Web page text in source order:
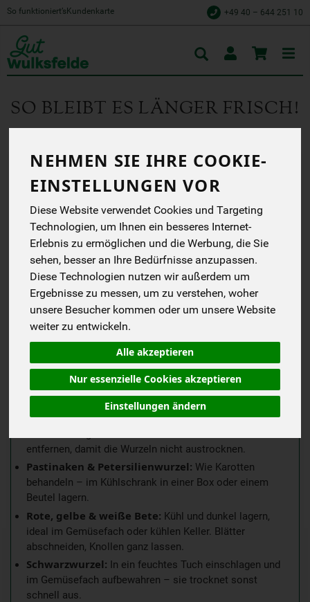
NEHMEN SIE IHRE COOKIE-
EINSTELLUNGEN VOR
Diese Website verwendet Cookies und Targeting
Technologien, um Ihnen ein besseres Internet-
Erlebnis zu ermöglichen und die Werbung, die Sie
sehen, besser an Ihre Bedürfnisse anzupassen.
Diese Technologien nutzen wir außerdem um
Ergebnisse zu messen, um zu verstehen, woher
unsere Besucher kommen oder um unsere Website
weiter zu entwickeln.
Alle akzeptieren
Nur essenzielle Cookies akzeptieren
Einstellungen ändern
So funktioniert’s Kundenkarte +49 40 – 644 251 10
SO BLEIBT ES LÄNGER FRISCH!
GEMÜSE &OBST RICHTIG LAGERN – SO
Hier erfährst Du, wie Du unser Bio-Gemüse und Obst richtig
lagern – übersichtlich nach Kategorien. So bleiben
Karotten, Salate, Äpfel, Beeren &Co. länger frisch.
Gemüse Obst
Wurzelgemüse Blattgemüse
WURZELGEMÜSE RICHTIG LAGERN
Karotten, Rote Bete, Pastinaken, Sellerie,
Schwarzwurzel, Rettich, Radieschen …
Klassische Sorten
Seltene Sorten Exotische
Karotten (Möhren):Im Gemüsefach, ungeschält, in
entfernen, damit die Wurzeln nicht austrocknen.
Pastinaken & Petersilienwurzel: Wie Karotten
behandeln – im Kühlschrank in einer Box oder einem
Beutel lagern.
Rote, gelbe & weiße Bete: Kühl und dunkel lagern,
ideal im Gemüsefach oder kühlen Keller. Blätter
abschneiden, Knollen ganz lassen.
Schwarzwurzel: In ein feuchtes Tuch einschlagen und
im Gemüsefach aufbewahren – sie trocknet sonst
schnell aus.
Toggle
cart